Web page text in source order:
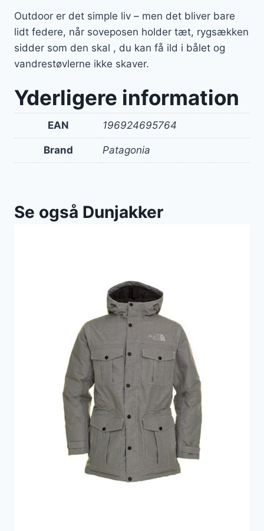
Outdoor er det simple liv – men det bliver bare
lidt federe, når soveposen holder tæt, rygsækken
sidder som den skal , du kan få ild i bålet og
vandrestøvlerne ikke skaver.
Yderligere information
EAN 196924695764
Brand Patagonia
Se også Dunjakker